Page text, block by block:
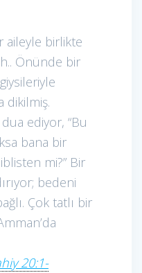
aileyle birlikte
Önünde bir
dikilmiş.
dua ediyor, “Bu
bana bir
mi?” Bir
bedeni
Çok tatlı bir
20:1-